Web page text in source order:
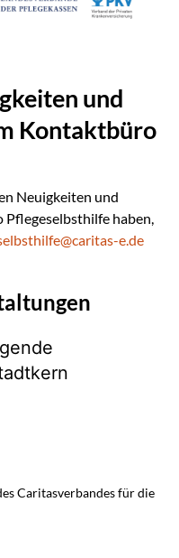
und
Kontaktbüro
Neuigkeiten und
haben,
e.de
Caritasverbandes für die